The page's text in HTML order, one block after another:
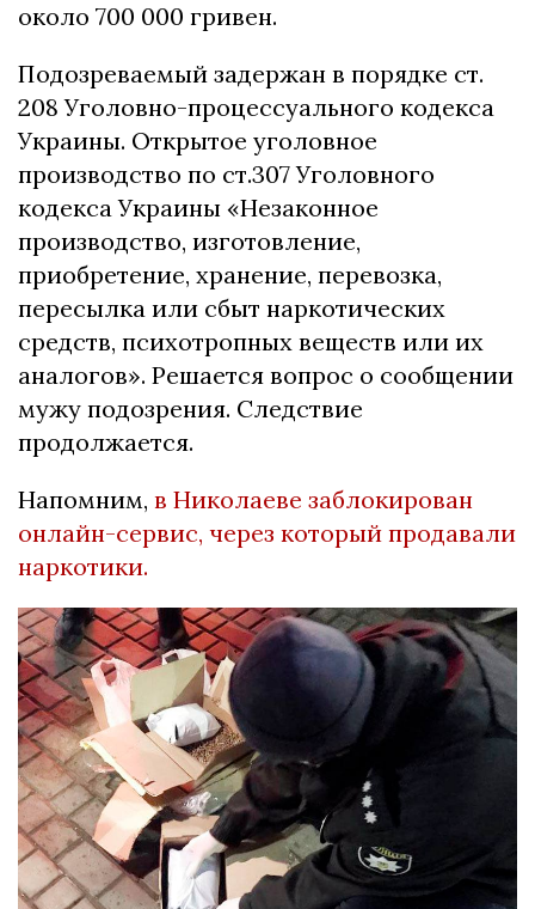
около 700 000 гривен.
Подозреваемый задержан в порядке ст.
208 Уголовно-процессуального кодекса
Украины. Открытое уголовное
производство по ст.307 Уголовного
кодекса Украины «Незаконное
производство, изготовление,
приобретение, хранение, перевозка,
пересылка или сбыт наркотических
средств, психотропных веществ или их
аналогов». Решается вопрос о сообщении
мужу подозрения. Следствие
продолжается.
Напомним, в Николаеве заблокирован
онлайн-сервис, через который продавали
наркотики.